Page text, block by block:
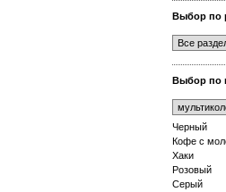
Выбор по
Выбор по
Черный
Кофе с
Хаки
Розовый
Серый